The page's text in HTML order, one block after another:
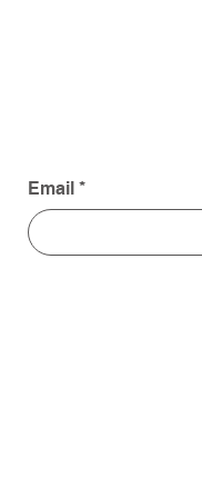
Email *